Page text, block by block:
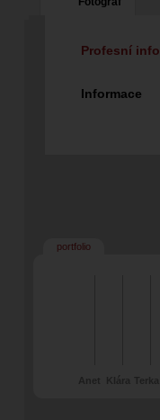
Profesní info
Informace
portfolio